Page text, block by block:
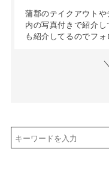
蒲郡のテイクアウト
内の写真付きで紹介
も紹介してるのでフォ